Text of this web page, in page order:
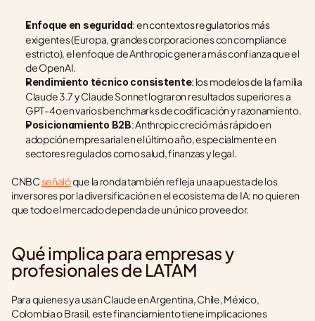
Enfoque en seguridad: en contextos regulatorios más
exigentes (Europa, grandes corporaciones con compliance
estricto), el enfoque de Anthropic genera más confianza que el
de OpenAI.
Rendimiento técnico consistente: los modelos de la familia
Claude 3.7 y Claude Sonnet lograron resultados superiores a
GPT-4o en varios benchmarks de codificación y razonamiento.
Posicionamiento B2B: Anthropic creció más rápido en
adopción empresarial en el último año, especialmente en
sectores regulados como salud, finanzas y legal.
CNBC señaló que la ronda también refleja una apuesta de los
inversores por la diversificación en el ecosistema de IA: no quieren
que todo el mercado dependa de un único proveedor.
Qué implica para empresas y
profesionales de LATAM
Para quienes ya usan Claude en Argentina, Chile, México,
Colombia o Brasil, este financiamiento tiene implicaciones